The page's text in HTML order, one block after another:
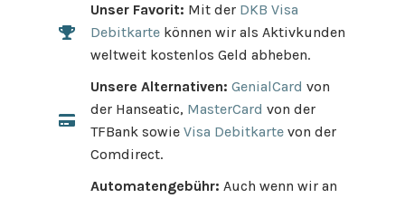
Unser Favorit: Mit der DKB Visa
Debitkarte können wir als Aktivkunden
weltweit kostenlos Geld abheben.
Unsere Alternativen: GenialCard von
der Hanseatic, MasterCard von der
TFBank sowie Visa Debitkarte von der
Comdirect.
Automatengebühr: Auch wenn wir an